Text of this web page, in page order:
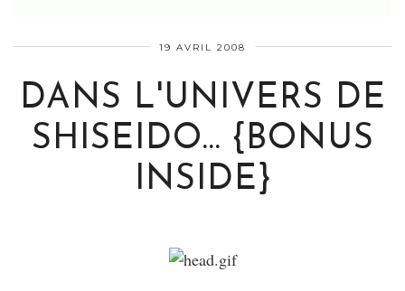
19 AVRIL 2008
DANS L'UNIVERS DE
SHISEIDO… {BONUS
INSIDE}